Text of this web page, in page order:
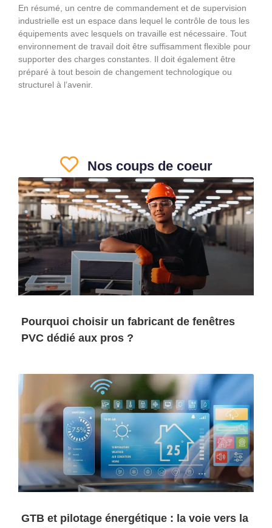
En résumé, un centre de commandement et de supervision
industrielle est un espace dans lequel le contrôle de tous les
équipements avec lesquels on travaille est nécessaire. Tout
environnement de travail doit être suffisamment flexible pour
supporter des charges constantes. Il doit également être
préparé à tout besoin de changement technologique ou
structurel à l’avenir.
Nos coups de coeur
Pourquoi choisir un fabricant de fenêtres
PVC dédié aux pros ?
GTB et pilotage énergétique : la voie vers la